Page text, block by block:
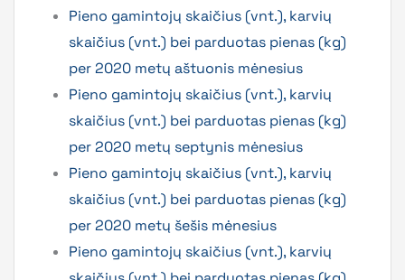
Pieno gamintojų skaičius (vnt.), karvių
skaičius (vnt.) bei parduotas pienas (kg)
per 2020 metų aštuonis mėnesius
Pieno gamintojų skaičius (vnt.), karvių
skaičius (vnt.) bei parduotas pienas (kg)
per 2020 metų septynis mėnesius
Pieno gamintojų skaičius (vnt.), karvių
skaičius (vnt.) bei parduotas pienas (kg)
per 2020 metų šešis mėnesius
Pieno gamintojų skaičius (vnt.), karvių